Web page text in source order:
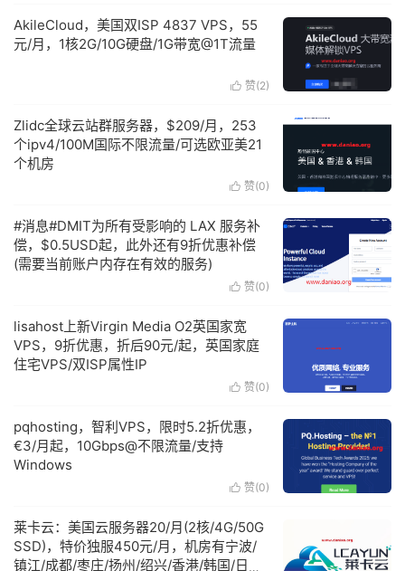
AkileCloud，美国双ISP 4837 VPS，55
元/月，1核2G/10G硬盘/1G带宽@1T流量
 赞(2)
Zlidc全球云站群服务器，$209/月，253
个ipv4/100M国际不限流量/可选欧亚美21
个机房
 赞(0)
#消息#DMIT为所有受影响的 LAX 服务补
偿，$0.5USD起，此外还有9折优惠补偿
(需要当前账户内存在有效的服务)
 赞(0)
lisahost上新Virgin Media O2英国家宽
VPS，9折优惠，折后90元/起，英国家庭
住宅VPS/双ISP属性IP
 赞(0)
pqhosting，智利VPS，限时5.2折优惠，
€3/月起，10Gbps@不限流量/支持
Windows
 赞(0)
莱卡云：美国云服务器20/月(2核/4G/50G
SSD)，特价独服450元/月，机房有宁波/
镇江/成都/枣庄/扬州/绍兴/香港/韩国/日本/